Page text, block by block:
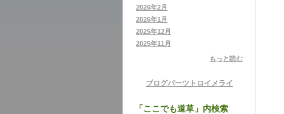
2026年2月
2026年1月
2025年12月
2025年11月
もっと読む
ブログパーツ トロイメライ
「ここでも道草」内検索